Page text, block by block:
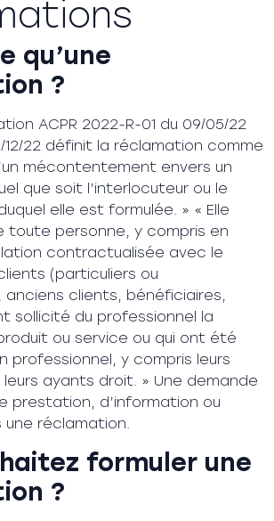
qu’une
?
ACPR 2022-R-01 du 09/05/22
12/22 définit la réclamation comme
mécontentement envers un
que soit l’interlocuteur ou le
elle est formulée. » « Elle
toute personne, y compris en
contractualisée avec le
(particuliers ou
anciens clients, bénéficiaires,
sollicité du professionnel la
ou service ou qui ont été
professionnel, y compris leurs
ayants droit. » Une demande
prestation, d’information ou
une réclamation.
formuler une
?